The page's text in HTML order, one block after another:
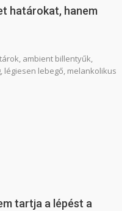
határokat, hanem
ambient billentyűk,
lebegő, melankolikus
tartja a lépést a